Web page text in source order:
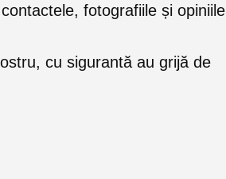
fotografiile și opiniile
cu sigurantă au grijă de